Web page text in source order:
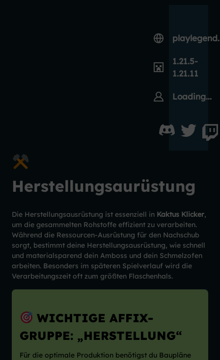
1.21.5-
1.21.11
Loading...
Herstellungsaurüstung
Die Herstellungsausrüstung ist essenziell in Kaktus Klicker,
um die gesammelten Rohstoffe effizient zu verarbeiten.
Während die Ressourcen-Ausrüstung für den Nachschub
sorgt, bestimmt deine Herstellungsausrüstung, wie schnell
und materialsparend dein Amboss und dein Schmelzofen
arbeiten. Besonders im späteren Spielverlauf wird die
Verarbeitungszeit oft zum größten Flaschenhals.
WICHTIGE AFFIX-
GRUPPE: „HERSTELLUNG“
Für die optimale Produktion benötigst du Baupläne